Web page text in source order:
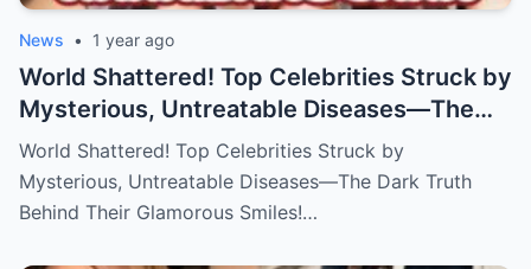
News • 1 year ago
World Shattered! Top Celebrities Struck by
Mysterious, Untreatable Diseases—The
Dark Truth Behind Their Glamorous Smiles!
World Shattered! Top Celebrities Struck by
Mysterious, Untreatable Diseases—The Dark Truth
Behind Their Glamorous Smiles!…